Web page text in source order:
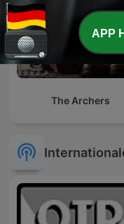
The Archers
APP